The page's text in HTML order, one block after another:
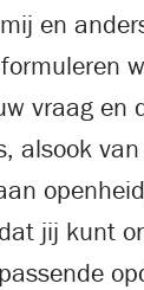
en
vraag en
alsook
jij kunt